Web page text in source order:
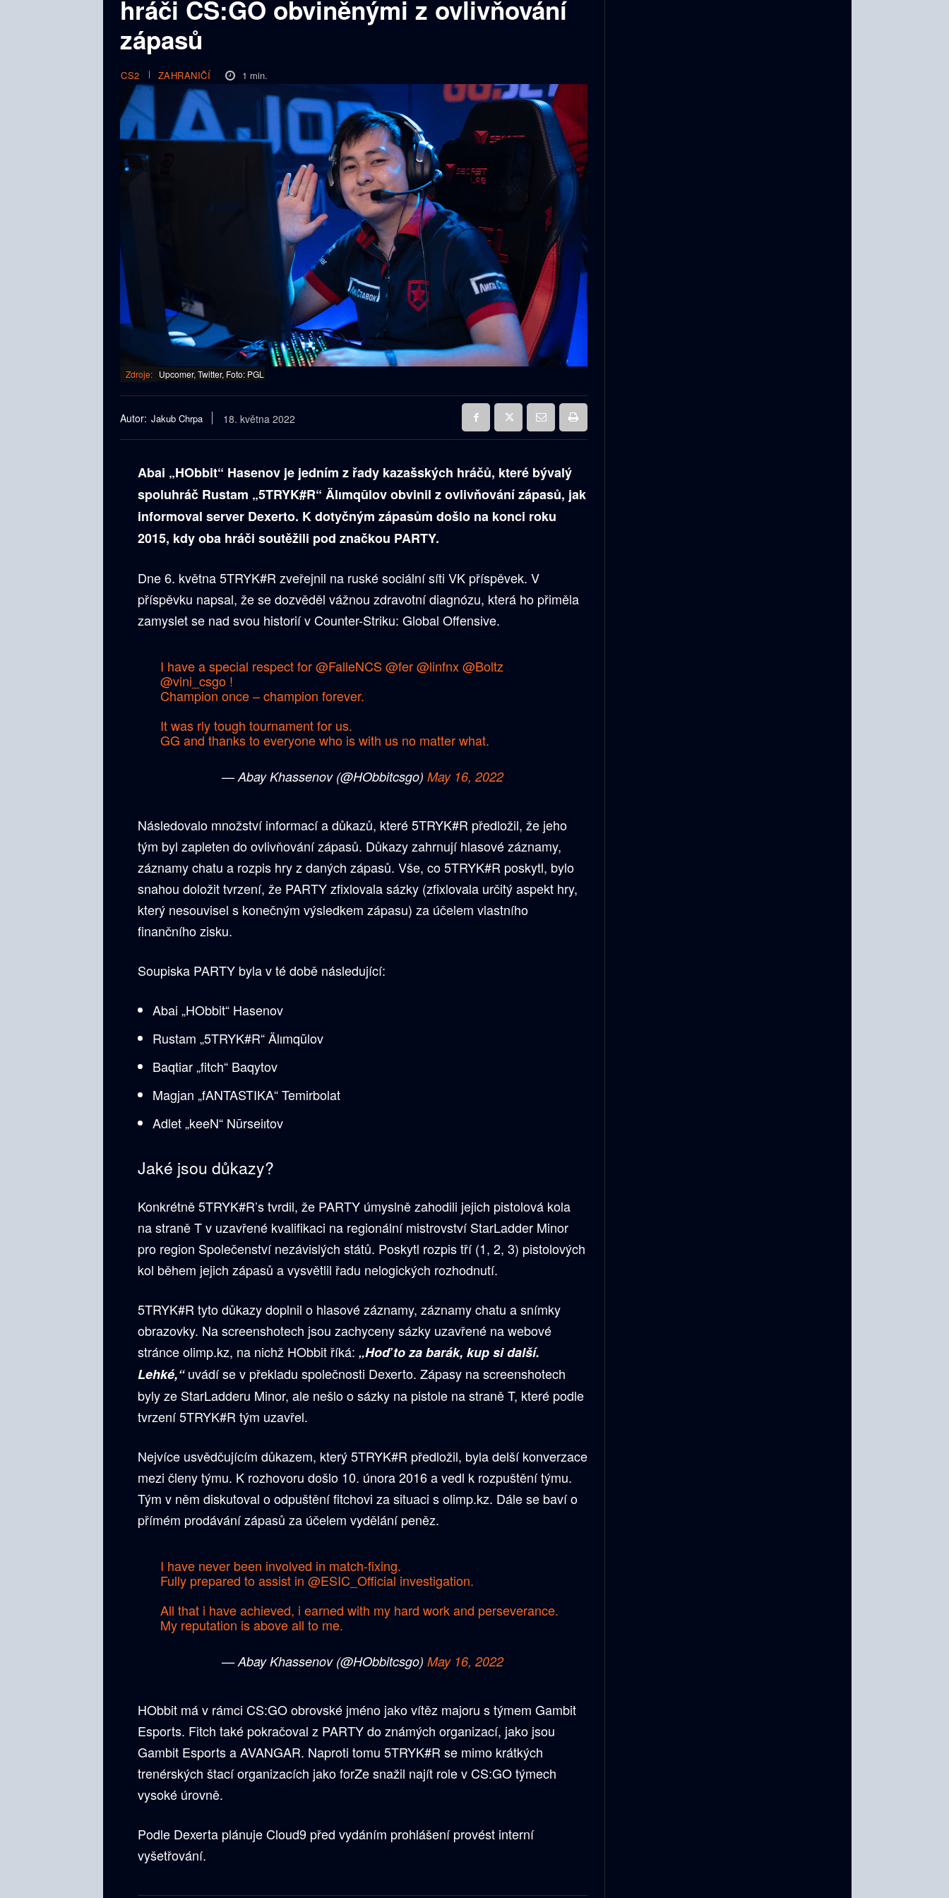
hráči CS:GO obviněnými z ovlivňování
zápasů
CS2 ZAHRANIČÍ 1 min.
Zdroje: Upcomer, Twitter, Foto: PGL
Autor: Jakub Chrpa 18. května 2022
Abai „HObbit“ Hasenov je jedním z řady kazašských hráčů, které bývalý
spoluhráč Rustam „5TRYK#R“ Älımqūlov obvinil z ovlivňování zápasů, jak
informoval server Dexerto. K dotyčným zápasům došlo na konci roku
2015, kdy oba hráči soutěžili pod značkou PARTY.
Dne 6. května 5TRYK#R zveřejnil na ruské sociální síti VK příspěvek. V
příspěvku napsal, že se dozvěděl vážnou zdravotní diagnózu, která ho přiměla
zamyslet se nad svou historií v Counter-Striku: Global Offensive.
I have a special respect for@FalleNCS @fer@linfnx@Boltz
@vini_csgo!
Champion once – champion forever.
It was rly tough tournament for us.
GG and thanks to everyone who is with us no matter what.
— Abay Khassenov (@HObbitcsgo)May 16, 2022
Následovalo množství informací a důkazů, které 5TRYK#R předložil, že jeho
tým byl zapleten do ovlivňování zápasů. Důkazy zahrnují hlasové záznamy,
záznamy chatu a rozpis hry z daných zápasů. Vše, co 5TRYK#R poskytl, bylo
snahou doložit tvrzení, že PARTY zfixlovala sázky (zfixlovala určitý aspekt hry,
který nesouvisel s konečným výsledkem zápasu) za účelem vlastního
finančního zisku.
Soupiska PARTY byla v té době následující:
Abai „HObbit“ Hasenov
Rustam „5TRYK#R“ Älımqūlov
Baqtiar „fitch“ Baqytov
Magjan „fANTASTIKA“ Temirbolat
Adlet „keeN“ Nūrseiıtov
Jaké jsou důkazy?
Konkrétně 5TRYK#R’s tvrdil, že PARTY úmyslně zahodili jejich pistolová kola
na straně T v uzavřené kvalifikaci na regionální mistrovství StarLadder Minor
pro region Společenství nezávislých států. Poskytl rozpis tří (1, 2, 3) pistolových
kol během jejich zápasů a vysvětlil řadu nelogických rozhodnutí.
5TRYK#R tyto důkazy doplnil o hlasové záznamy, záznamy chatu a snímky
obrazovky. Na screenshotech jsou zachyceny sázky uzavřené na webové
stránce olimp.kz, na nichž HObbit říká: „Hoď to za barák, kup si další.
Lehké,“uvádí se v překladu společnosti Dexerto. Zápasy na screenshotech
byly ze StarLadderu Minor, ale nešlo o sázky na pistole na straně T, které podle
tvrzení 5TRYK#R tým uzavřel.
Nejvíce usvědčujícím důkazem, který 5TRYK#R předložil, byla delší konverzace
mezi členy týmu. K rozhovoru došlo 10. února 2016 a vedl k rozpuštění týmu.
Tým v něm diskutoval o odpuštění fitchovi za situaci s olimp.kz. Dále se baví o
přímém prodávání zápasů za účelem vydělání peněz.
I have never been involved in match-fixing.
Fully prepared to assist in @ESIC_Official investigation.
All that i have achieved, i earned with my hard work and perseverance.
My reputation is above all to me.
— Abay Khassenov (@HObbitcsgo)May 16, 2022
HObbit má v rámci CS:GO obrovské jméno jako vítěz majoru s týmem Gambit
Esports. Fitch také pokračoval z PARTY do známých organizací, jako jsou
Gambit Esports a AVANGAR. Naproti tomu 5TRYK#R se mimo krátkých
trenérských štací organizacích jako forZe snažil najít role v CS:GO týmech
vysoké úrovně.
Podle Dexerta plánuje Cloud9 před vydáním prohlášení provést interní
vyšetřování.